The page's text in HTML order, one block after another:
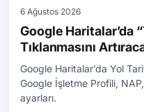
6 Ağustos 2026
Google Haritalar’da
Tıklanmasını
Google Haritalar’da Yol
Google İşletme Profili,
ayarları.